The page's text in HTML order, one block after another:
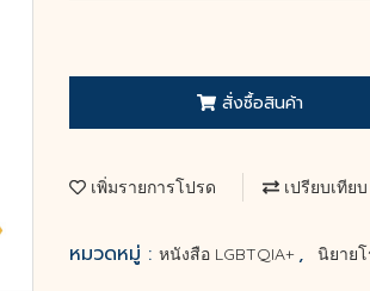
สั่งซื้อสินค้า
เพิ่มรายการโปรด เปรียบเทียบ
หมวดหมู่ : หนังสือ LGBTQIA+ , นิยาย